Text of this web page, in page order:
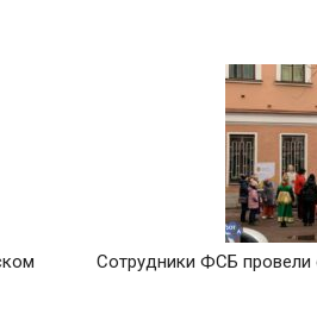
Сотрудники ФСБ провели